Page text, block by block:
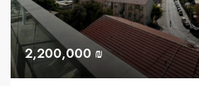
2,200,000 ₪